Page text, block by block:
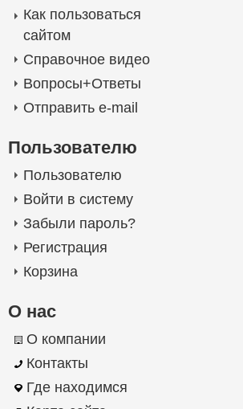
Как пользоваться
сайтом
Справочное видео
Вопросы+Ответы
Отправить e-mail
Пользователю
Пользователю
Войти в систему
Забыли пароль?
Регистрация
Корзина
О нас
О компании
Контакты
Где находимся